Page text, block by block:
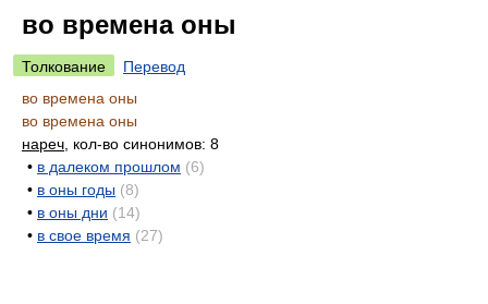
во времена оны
Толкование
Перевод
во времена оны
во времена оны
нареч , кол-во синонимов: 8
• в далеком прошлом (6)
• в оны годы (8)
• в оны дни (14)
• в свое время (27)